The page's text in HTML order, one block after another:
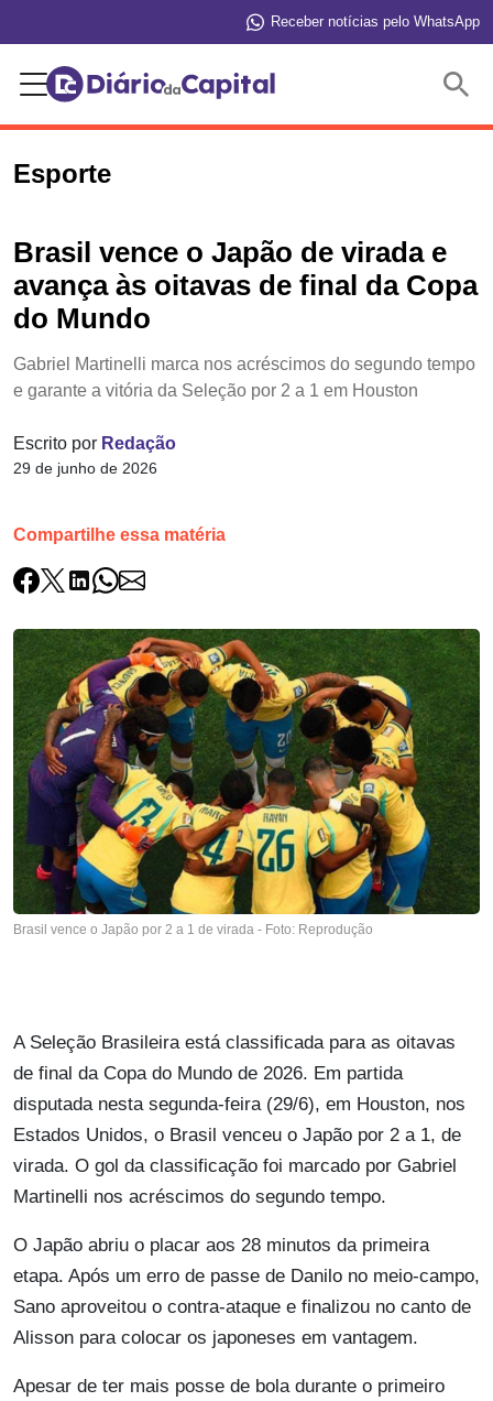
Receber notícias pelo WhatsApp
Esporte
Brasil vence o Japão de virada e
avança às oitavas de final da Copa
do Mundo
Gabriel Martinelli marca nos acréscimos do segundo tempo
e garante a vitória da Seleção por 2 a 1 em Houston
Escrito por Redação
29 de junho de 2026
Compartilhe essa matéria
Brasil vence o Japão por 2 a 1 de virada - Foto: Reprodução
A Seleção Brasileira está classificada para as oitavas
de final da Copa do Mundo de 2026. Em partida
disputada nesta segunda-feira (29/6), em Houston, nos
Estados Unidos, o Brasil venceu o Japão por 2 a 1, de
virada. O gol da classificação foi marcado por Gabriel
Martinelli nos acréscimos do segundo tempo.
O Japão abriu o placar aos 28 minutos da primeira
etapa. Após um erro de passe de Danilo no meio-campo,
Sano aproveitou o contra-ataque e finalizou no canto de
Alisson para colocar os japoneses em vantagem.
Apesar de ter mais posse de bola durante o primeiro